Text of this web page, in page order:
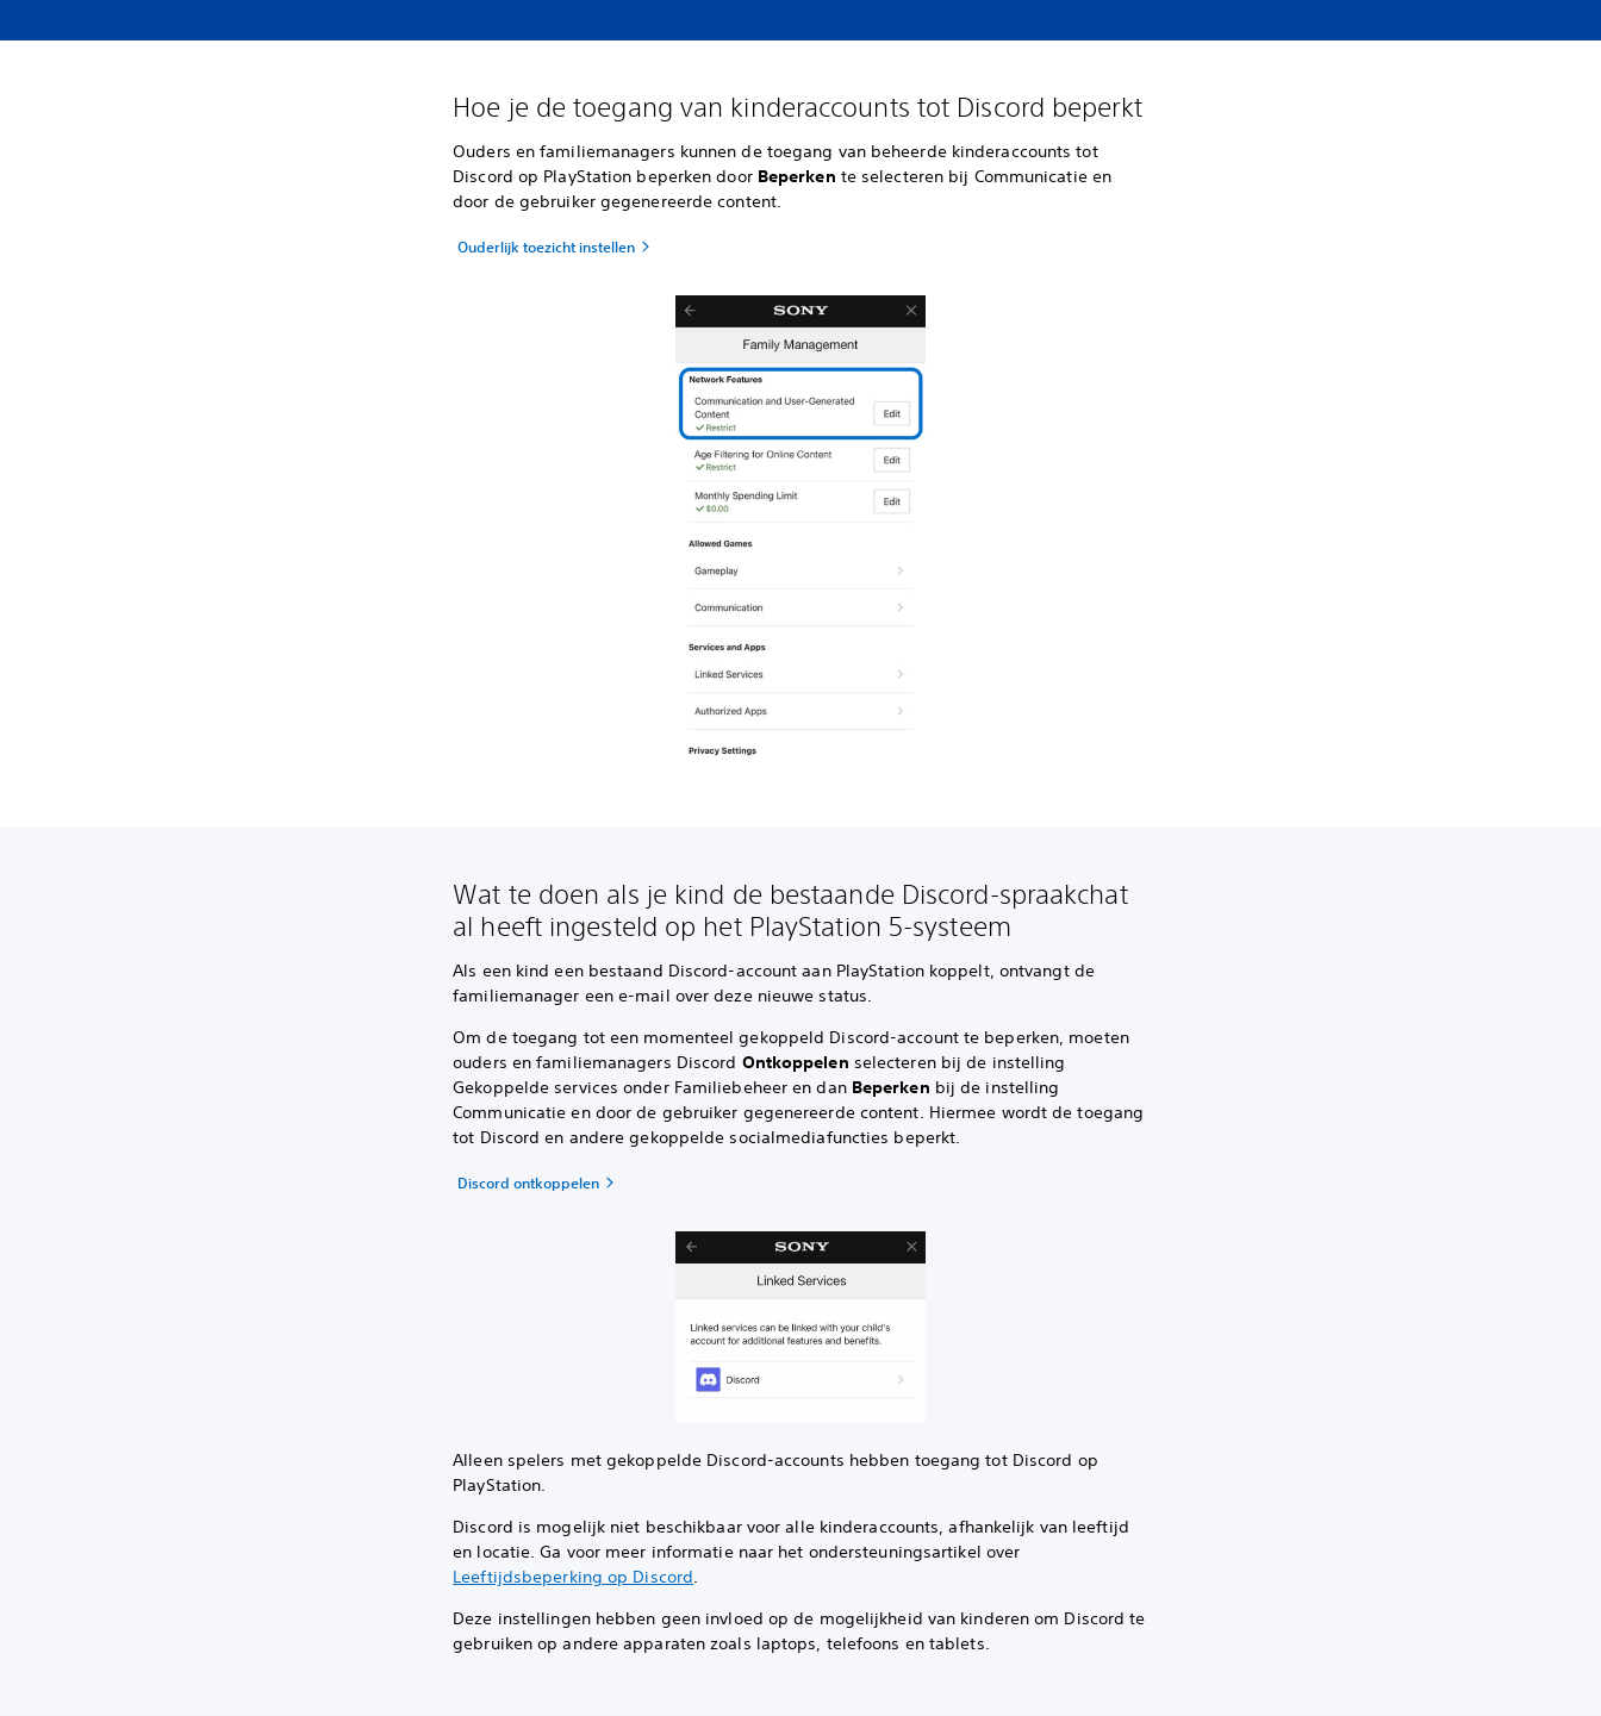
Hoe je de toegang van kinderaccounts tot Discord beperkt
Ouders en familiemanagers kunnen de toegang van beheerde kinderaccounts tot
Discord op PlayStation beperken door Beperken te selecteren bij Communicatie en
door de gebruiker gegenereerde content.
Ouderlijk toezicht instellen
Wat te doen als je kind de bestaande Discord-spraakchat
al heeft ingesteld op het PlayStation 5-systeem
Als een kind een bestaand Discord-account aan PlayStation koppelt, ontvangt de
familiemanager een e-mail over deze nieuwe status.
Om de toegang tot een momenteel gekoppeld Discord-account te beperken, moeten
ouders en familiemanagers Discord Ontkoppelen selecteren bij de instelling
Gekoppelde services onder Familiebeheer en dan Beperken bij de instelling
Communicatie en door de gebruiker gegenereerde content. Hiermee wordt de toegang
tot Discord en andere gekoppelde socialmediafuncties beperkt.
Discord ontkoppelen
Alleen spelers met gekoppelde Discord-accounts hebben toegang tot Discord op
PlayStation.
Discord is mogelijk niet beschikbaar voor alle kinderaccounts, afhankelijk van leeftijd
en locatie. Ga voor meer informatie naar het ondersteuningsartikel over
Leeftijdsbeperking op Discord.
Deze instellingen hebben geen invloed op de mogelijkheid van kinderen om Discord te
gebruiken op andere apparaten zoals laptops, telefoons en tablets.